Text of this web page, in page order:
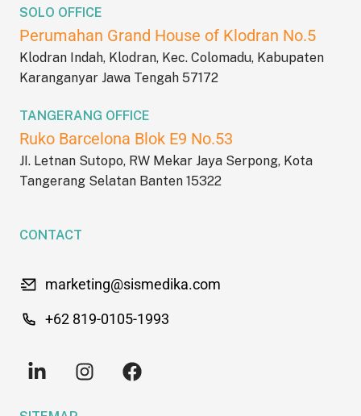
SOLO OFFICE
Perumahan Grand House of Klodran No.5
Klodran Indah, Klodran, Kec. Colomadu, Kabupaten
Karanganyar Jawa Tengah 57172
TANGERANG OFFICE
Ruko Barcelona Blok E9 No.53
JI. Letnan Sutopo, RW Mekar Jaya Serpong, Kota
Tangerang Selatan Banten 15322
CONTACT
marketing@sismedika.com
+62 819-0105-1993